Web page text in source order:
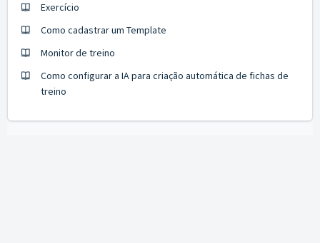
Exercício
Como cadastrar um Template
Monitor de treino
Como configurar a IA para criação automática de fichas de
treino